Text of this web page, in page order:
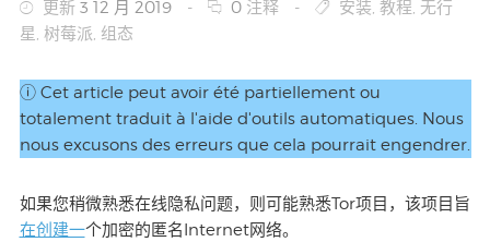
更新 3 12 月 2019 - 0注释 - 安装, 教程, 无行
星, 树莓派, 组态
ⓘ Cet article peut avoir été partiellement ou
totalement traduit à l'aide d'outils automatiques. Nous
nous excusons des erreurs que cela pourrait engendrer.
如果您稍微熟悉在线隐私问题，则可能熟悉Tor项目，该项目旨
在创建一个加密的匿名Internet网络。